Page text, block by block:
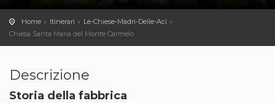
Home Itinerari
Le-Chiese-Madri-Delle-Aci
Chiesa Santa Maria del Monte Carmelo
Descrizione
Storia della fabbrica